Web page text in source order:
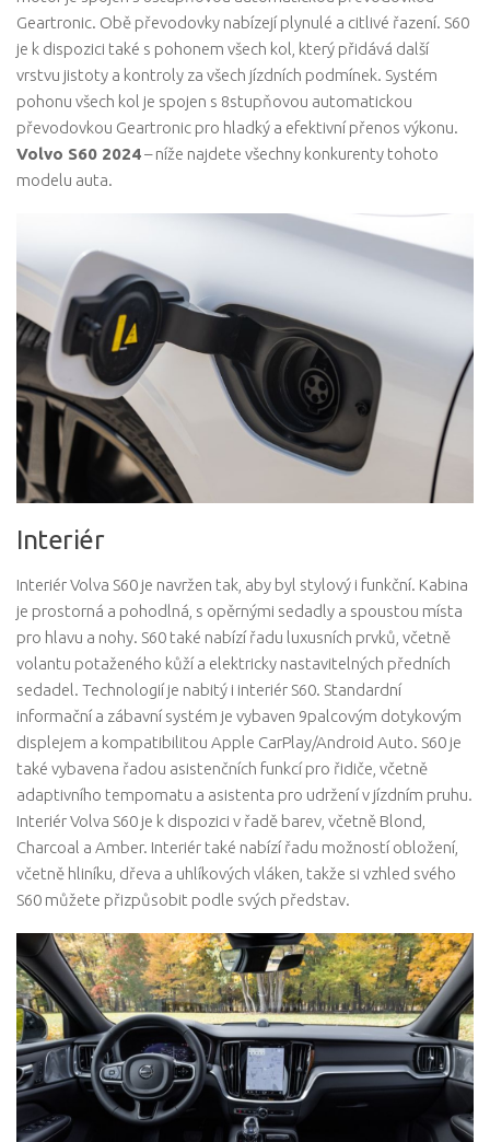
Geartronic. Obě převodovky nabízejí plynulé a citlivé řazení. S60
je k dispozici také s pohonem všech kol, který přidává další
vrstvu jistoty a kontroly za všech jízdních podmínek. Systém
pohonu všech kol je spojen s 8stupňovou automatickou
převodovkou Geartronic pro hladký a efektivní přenos výkonu.
Volvo S60 2024– níže najdete všechny konkurenty tohoto
modelu auta.
Interiér
Interiér Volva S60 je navržen tak, aby byl stylový i funkční. Kabina
je prostorná a pohodlná, s opěrnými sedadly a spoustou místa
pro hlavu a nohy. S60 také nabízí řadu luxusních prvků, včetně
volantu potaženého kůží a elektricky nastavitelných předních
sedadel. Technologií je nabitý i interiér S60. Standardní
informační a zábavní systém je vybaven 9palcovým dotykovým
displejem a kompatibilitou Apple CarPlay/Android Auto. S60 je
také vybavena řadou asistenčních funkcí pro řidiče, včetně
adaptivního tempomatu a asistenta pro udržení v jízdním pruhu.
Interiér Volva S60 je k dispozici v řadě barev, včetně Blond,
Charcoal a Amber. Interiér také nabízí řadu možností obložení,
včetně hliníku, dřeva a uhlíkových vláken, takže si vzhled svého
S60 můžete přizpůsobit podle svých představ.